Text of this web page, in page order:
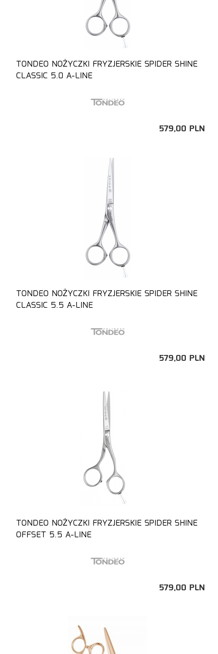
TONDEO NOŻYCZKI FRYZJERSKIE SPIDER SHINE
CLASSIC 5.0 A-LINE
579,00 PLN
TONDEO NOŻYCZKI FRYZJERSKIE SPIDER SHINE
CLASSIC 5.5 A-LINE
579,00 PLN
TONDEO NOŻYCZKI FRYZJERSKIE SPIDER SHINE
OFFSET 5.5 A-LINE
579,00 PLN